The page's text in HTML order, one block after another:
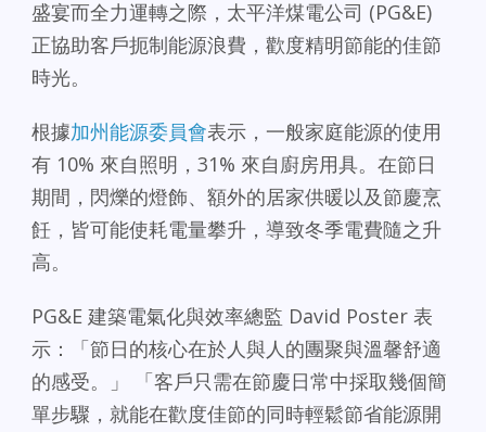
盛宴而全力運轉之際，太平洋煤電公司 (PG&E)
正協助客戶扼制能源浪費，歡度精明節能的佳節
時光。
根據加州能源委員會表示，一般家庭能源的使用
有 10% 來自照明，31% 來自廚房用具。在節日
期間，閃爍的燈飾、額外的居家供暖以及節慶烹
飪，皆可能使耗電量攀升，導致冬季電費隨之升
高。
PG&E 建築電氣化與效率總監 David Poster 表
示：「節日的核心在於人與人的團聚與溫馨舒適
的感受。」 「客戶只需在節慶日常中採取幾個簡
單步驟，就能在歡度佳節的同時輕鬆節省能源開